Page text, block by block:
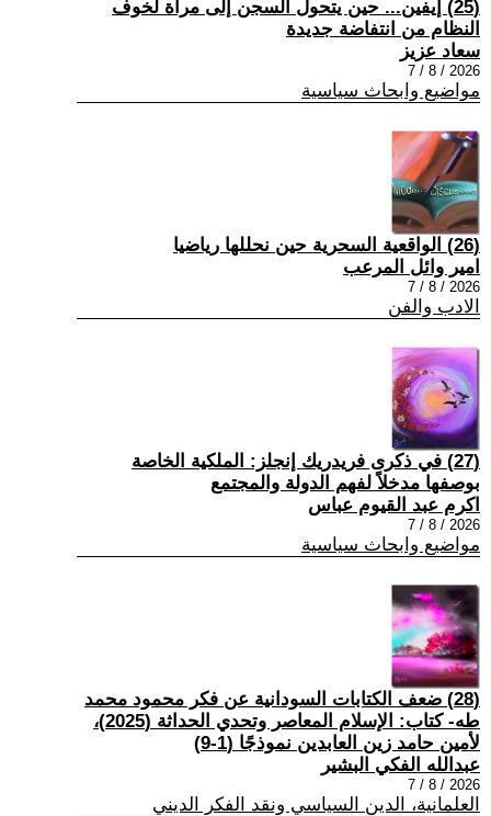
(25) إيفين... حين يتحول السجن إلى مرآة لخوف
النظام من انتفاضة جديدة
سعاد عزيز
2026 / 8 / 7
مواضيع وابحاث سياسية
(26) الواقعية السحرية حين نحللها رياضيا
امير وائل المرعب
2026 / 8 / 7
الادب والفن
(27) في ذكرى فريدريك إنجلز: الملكية الخاصة
بوصفها مدخلاً لفهم الدولة والمجتمع
اكرم عبد القيوم عباس
2026 / 8 / 7
مواضيع وابحاث سياسية
(28) ضعف الكتابات السودانية عن فكر محمود محمد
طه- كتاب: الإسلام المعاصر وتحدي الحداثة (2025)،
لأمين حامد زين العابدين نموذجًا (1-9)
عبدالله الفكي البشير
2026 / 8 / 7
العلمانية، الدين السياسي ونقد الفكر الديني